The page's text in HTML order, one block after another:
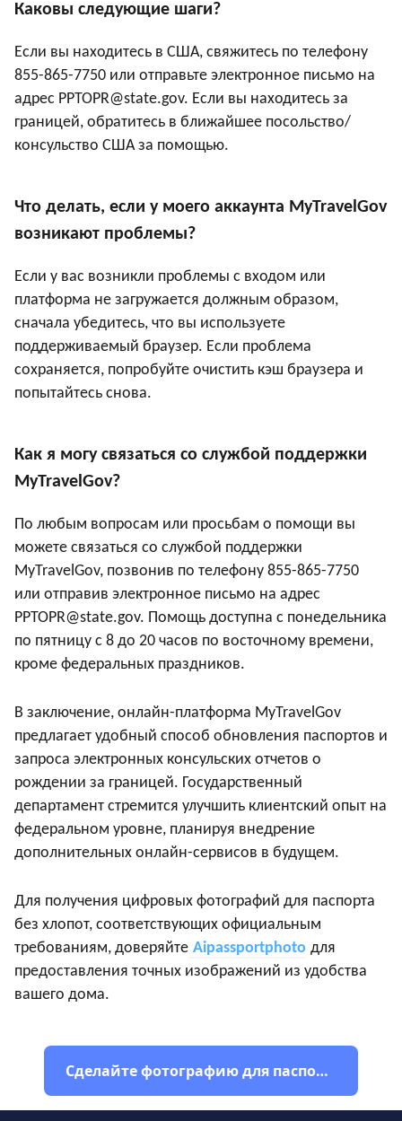
Каковы следующие шаги?
Если вы находитесь в США, свяжитесь по телефону
855-865-7750 или отправьте электронное письмо на
адрес PPTOPR@state.gov. Если вы находитесь за
границей, обратитесь в ближайшее посольство/
консульство США за помощью.
Что делать, если у моего аккаунта MyTravelGov
возникают проблемы?
Если у вас возникли проблемы с входом или
платформа не загружается должным образом,
сначала убедитесь, что вы используете
поддерживаемый браузер. Если проблема
сохраняется, попробуйте очистить кэш браузера и
попытайтесь снова.
Как я могу связаться со службой поддержки
MyTravelGov?
По любым вопросам или просьбам о помощи вы
можете связаться со службой поддержки
MyTravelGov, позвонив по телефону 855-865-7750
или отправив электронное письмо на адрес
PPTOPR@state.gov. Помощь доступна с понедельника
по пятницу с 8 до 20 часов по восточному времени,
кроме федеральных праздников.
В заключение, онлайн-платформа MyTravelGov
предлагает удобный способ обновления паспортов и
запроса электронных консульских отчетов о
рождении за границей. Государственный
департамент стремится улучшить клиентский опыт на
федеральном уровне, планируя внедрение
дополнительных онлайн-сервисов в будущем.
Для получения цифровых фотографий для паспорта
без хлопот, соответствующих официальным
требованиям, доверяйте Aipassportphoto для
предоставления точных изображений из удобства
вашего дома.
Сделайте фотографию для паспорта США